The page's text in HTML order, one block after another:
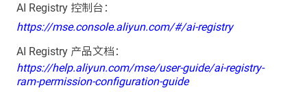
AI Registry 控制台：
https://mse.console.aliyun.com/#/ai-registry
AI Registry 产品文档：
https://help.aliyun.com/mse/user-guide/ai-registry-
ram-permission-configuration-guide